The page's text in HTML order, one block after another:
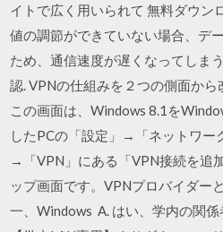
イトで広く用いられて 無料ダウン
値の調節ができていない場合、デ
ため、通信速度が遅くなってしま
認. VPNの仕組みを２つの側面か
この画面は、Windows 8.1を
したPCの「設定」→「ネットワー
→「VPN」にある「VPN接続を追
ップ画面です。VPNプロバイダー
一、Windows A. はい、学内の関